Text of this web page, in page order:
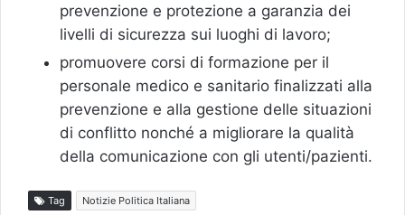
prevenzione e protezione a garanzia dei
livelli di sicurezza sui luoghi di lavoro;
promuovere corsi di formazione per il
personale medico e sanitario finalizzati alla
prevenzione e alla gestione delle situazioni
di conflitto nonché a migliorare la qualità
della comunicazione con gli utenti/pazienti.
Tag Notizie Politica Italiana